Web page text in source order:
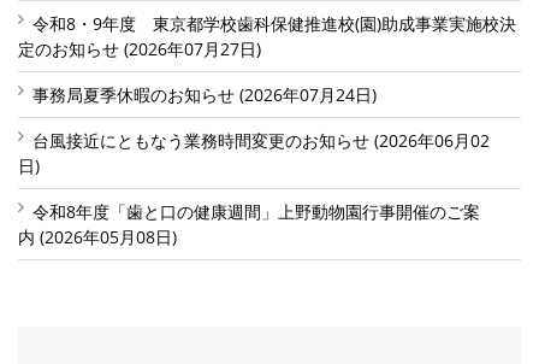
令和8・9年度 東京都学校歯科保健推進校(園)助成事業実施校決
定のお知らせ (2026年07月27日)
事務局夏季休暇のお知らせ (2026年07月24日)
台風接近にともなう業務時間変更のお知らせ (2026年06月02
日)
令和8年度「歯と口の健康週間」上野動物園行事開催のご案
内 (2026年05月08日)